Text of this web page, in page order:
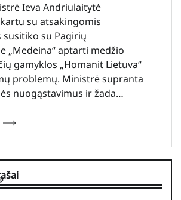
Ieva Andriulaitytė
su atsakingomis
su Pagirių
„Medeina“ aptarti medžio
gamyklos „Homanit Lietuva“
problemų. Ministrė supranta
nuogąstavimus ir žada…